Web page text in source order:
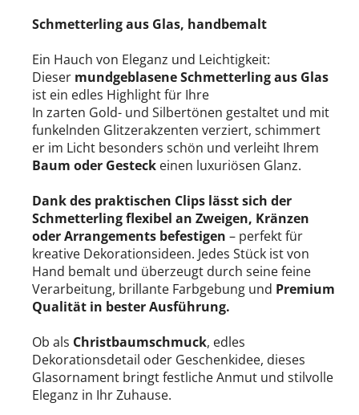
PAPIER-DEKO
Only Natural
Schmetterling aus Glas, handbemalt
Ein Hauch von Eleganz und Leichtigkeit:
Dieser mundgeblasene Schmetterling aus Glas
ist ein edles Highlight für Ihre
In zarten Gold- und Silbertönen gestaltet und mit
funkelnden Glitzerakzenten verziert, schimmert
er im Licht besonders schön und verleiht Ihrem
Baum oder Gesteck einen luxuriösen Glanz.
Dank des praktischen Clips lässt sich der
Schmetterling flexibel an Zweigen, Kränzen
oder Arrangements befestigen – perfekt für
kreative Dekorationsideen. Jedes Stück ist von
Hand bemalt und überzeugt durch seine feine
Verarbeitung, brillante Farbgebung und Premium
Qualität in bester Ausführung.
Ob als Christbaumschmuck, edles
Dekorationsdetail oder Geschenkidee, dieses
Glasornament bringt festliche Anmut und stilvolle
Eleganz in Ihr Zuhause.